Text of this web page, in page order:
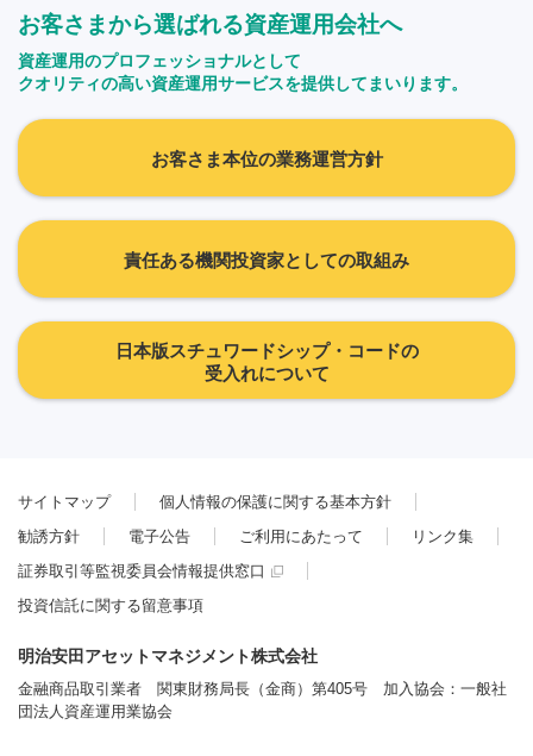
お客さまから選ばれる資産運用会社へ
資産運用のプロフェッショナルとして
クオリティの高い資産運用サービスを提供してまいります。
お客さま本位の業務運営方針
責任ある機関投資家としての取組み
日本版スチュワードシップ・コードの
受入れについて
サイトマップ
個人情報の保護に関する基本方針
勧誘方針
電子公告 ご利用にあたって
リンク集
証券取引等監視委員会情報提供窓口
投資信託に関する留意事項
明治安田アセットマネジメント株式会社
金融商品取引業者 関東財務局長（金商）第405号 加入協会：一般社
団法人資産運用業協会